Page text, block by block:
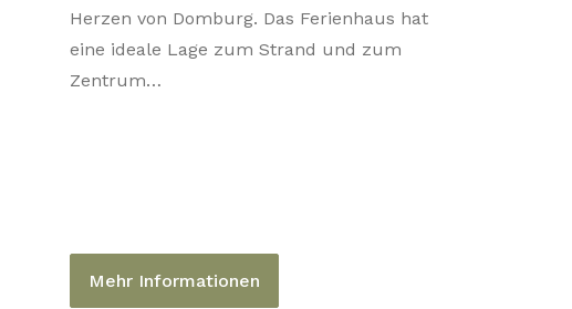
Herzen von Domburg. Das Ferienhaus hat
eine ideale Lage zum Strand und zum
Zentrum…
Mehr Informationen